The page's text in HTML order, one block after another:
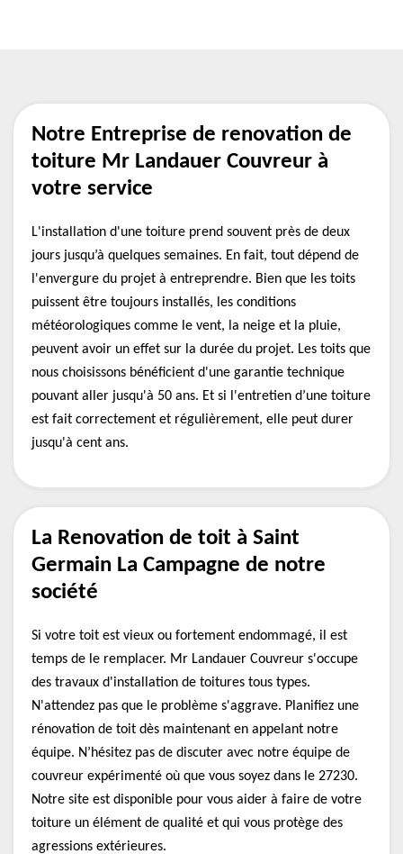
Notre Entreprise de renovation de
toiture Mr Landauer Couvreur à
votre service
L'installation d'une toiture prend souvent près de deux
jours jusqu’à quelques semaines. En fait, tout dépend de
l'envergure du projet à entreprendre. Bien que les toits
puissent être toujours installés, les conditions
météorologiques comme le vent, la neige et la pluie,
peuvent avoir un effet sur la durée du projet. Les toits que
nous choisissons bénéficient d'une garantie technique
pouvant aller jusqu'à 50 ans. Et si l'entretien d’une toiture
est fait correctement et régulièrement, elle peut durer
jusqu'à cent ans.
La Renovation de toit à Saint
Germain La Campagne de notre
société
Si votre toit est vieux ou fortement endommagé, il est
temps de le remplacer. Mr Landauer Couvreur s'occupe
des travaux d'installation de toitures tous types.
N'attendez pas que le problème s'aggrave. Planifiez une
rénovation de toit dès maintenant en appelant notre
équipe. N’hésitez pas de discuter avec notre équipe de
couvreur expérimenté où que vous soyez dans le 27230.
Notre site est disponible pour vous aider à faire de votre
toiture un élément de qualité et qui vous protège des
agressions extérieures.